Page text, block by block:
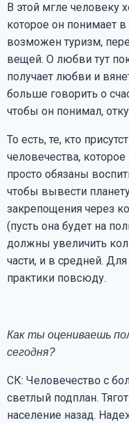
В этой мгле человеку
которое он понимает в
возможен туризм,
вещей. О любви тут
получает любви и
больше говорить о
чтобы он понимал,
То есть, те, кто
человечества,
просто обязаны
чтобы вывести
закрепощения через
(пусть она будет на
должны увеличить
части, и в средней.
практики повсюду.
Как ты оцениваешь
сегодня?
СК: Человечество с
светлый подплан.
население назад.